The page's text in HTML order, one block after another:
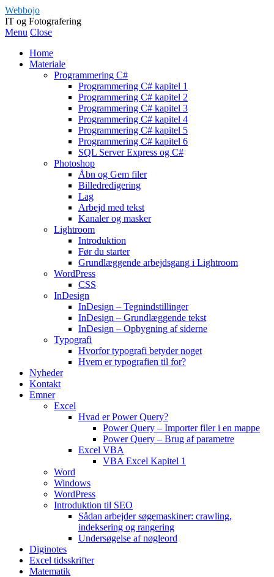
Webbojo
IT og Fotografering
Menu Close
Home
Materiale
Programmering C#
Programmering C# kapitel 1
Programmering C# kapitel 2
Programmering C# kapitel 3
Programmering C# kapitel 4
Programmering C# kapitel 5
Programmering C# kapitel 6
SQL Server Express og C#
Photoshop
Åbn og Gem filer
Billedredigering
Lag
Arbejd med tekst
Kanaler og masker
Lightroom
Introduktion
Før du starter
Grundlæggende arbejdsgang i Lightroom
WordPress
CSS
InDesign
InDesign – Tegnindstillinger
InDesign – Grundlæggende tekst
InDesign – Opbygning af siderne
Typografi
Hvorfor typografi betyder noget
Hvem er typografien til for?
Nyheder
Kontakt
Emner
Excel
Hvad er Power Query?
Power Query – Importer filer i en mappe
Power Query – Brug af parametre
Excel VBA
VBA Excel Kapitel 1
Word
Windows
WordPress
Introduktion til SEO
Sådan arbejder søgemaskiner: crawling,
indeksering og rangering
Undersøgelse af nøgleord
Diginotes
Excel tidsskrifter
Matematik